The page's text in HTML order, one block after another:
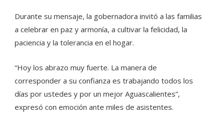
Durante su mensaje, la gobernadora invitó a las familias
a celebrar en paz y armonía, a cultivar la felicidad, la
paciencia y la tolerancia en el hogar.
“Hoy los abrazo muy fuerte. La manera de
corresponder a su confianza es trabajando todos los
días por ustedes y por un mejor Aguascalientes”,
expresó con emoción ante miles de asistentes.